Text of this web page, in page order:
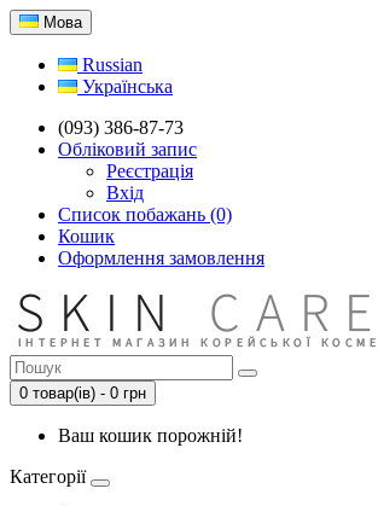
Мова
Russian
Українська
(093) 386-87-73
Обліковий запис
Реєстрація
Вхід
Список побажань (0)
Кошик
Оформлення замовлення
0 товар(ів) - 0 грн
Ваш кошик порожній!
Категорії